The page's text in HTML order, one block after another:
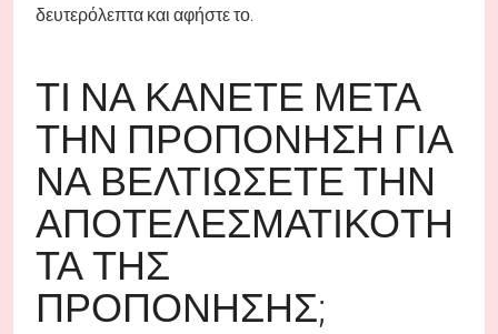
δευτερόλεπτα και αφήστε το.
ΤΙ ΝΑ ΚΆΝΕΤΕ ΜΕΤΆ
ΤΗΝ ΠΡΟΠΌΝΗΣΗ ΓΙΑ
ΝΑ ΒΕΛΤΙΏΣΕΤΕ ΤΗΝ
ΑΠΟΤΕΛΕΣΜΑΤΙΚΌΤΗ
ΤΑ ΤΗΣ
ΠΡΟΠΌΝΗΣΗΣ;